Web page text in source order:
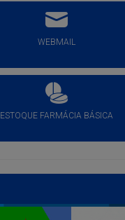
WEBMAIL
ESTOQUE FARMÁCIA BÁSICA